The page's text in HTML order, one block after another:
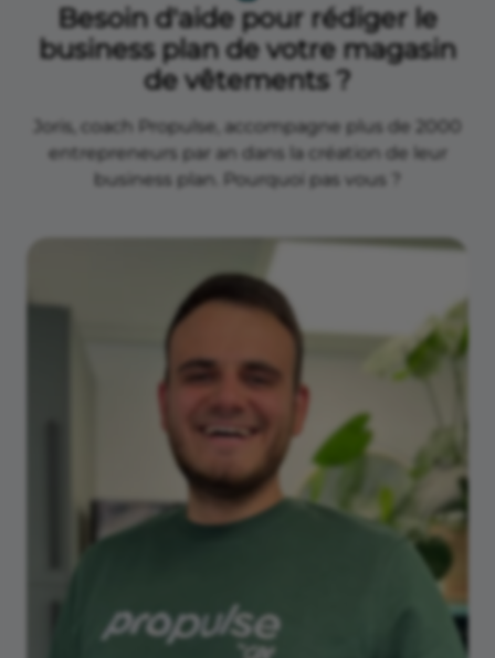
Besoin d'aide pour rédiger le
business plan de votre magasin
de vêtements ?
Joris, coach Propulse, accompagne plus de 2000
entrepreneurs par an dans la création de leur
business plan. Pourquoi pas vous ?